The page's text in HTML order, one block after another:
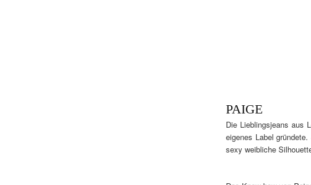
PAIGE
Die Lieblingsjeans aus
eigenes Label
sexy weibliche